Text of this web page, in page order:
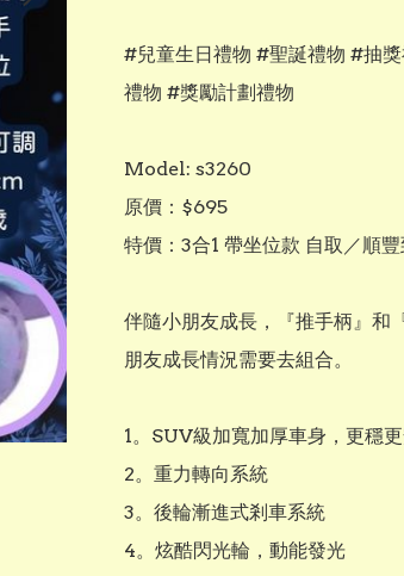
#兒童生日禮物 #聖誕禮物 #抽
禮物 #獎勵計劃禮物
Model: s3260
原價：$695
特價：3合1 帶坐位款 自取／順
伴隨小朋友成長，『推手柄』和
朋友成長情況需要去組合。
1。SUV級加寬加厚車身，更穩
2。重力轉向系統
3。後輪漸進式剎車系統
4。炫酷閃光輪，動能發光